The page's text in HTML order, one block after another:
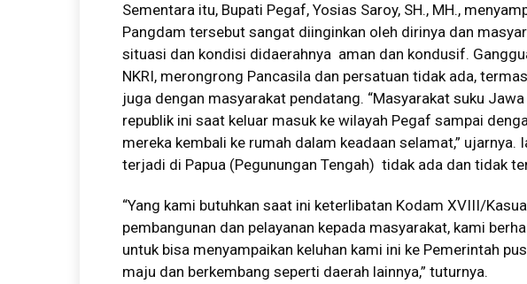
Sementara itu, Bupati Pegaf, Yosias Saroy, SH., MH.,
Pangdam tersebut sangat diinginkan oleh dirinya dan
situasi dan kondisi didaerahnya aman dan kondusif.
NKRI, merongrong Pancasila dan persatuan tidak ada,
juga dengan masyarakat pendatang. “Masyarakat suku
republik ini saat keluar masuk ke wilayah Pegaf sampai
mereka kembali ke rumah dalam keadaan selamat,” ujarnya.
terjadi di Papua (Pegunungan Tengah) tidak ada dan tidak
“Yang kami butuhkan saat ini keterlibatan Kodam XVIII/
pembangunan dan pelayanan kepada masyarakat, kami
untuk bisa menyampaikan keluhan kami ini ke Pemerintah
maju dan berkembang seperti daerah lainnya,” tuturnya.